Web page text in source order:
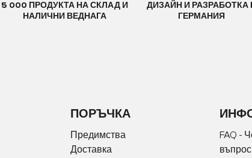
5 000 ПРОДУКТА НА СКЛАД И
НАЛИЧНИ ВЕДНАГА
ДИЗАЙН И РАЗРАБОТКА
ГЕРМАНИЯ
ПОРЪЧКА
Предимства
Доставка
FAQ -